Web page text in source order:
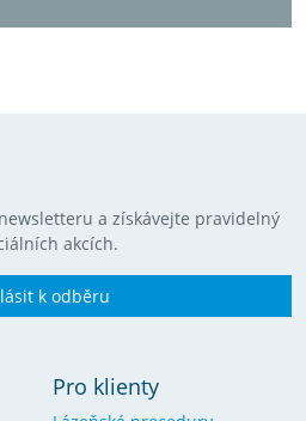
a získávejte pravidelný
akcích.
k odběru
Pro klienty